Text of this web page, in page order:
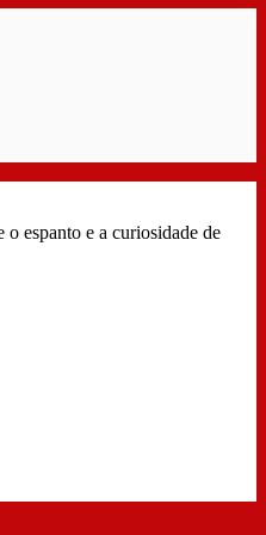
espanto e a curiosidade de